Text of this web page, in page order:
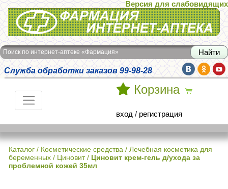
Интернет-аптека Фармация
Версия для слабовидящих
Поиск по интернет-аптеке «Фармация»
Служба обработки заказов 99-98-28
Корзина
вход / регистрация
Каталог / Косметические средства / Лечебная косметика для
беременных / Циновит/ Циновит крем-гель д/ухода за
проблемной кожей 35мл